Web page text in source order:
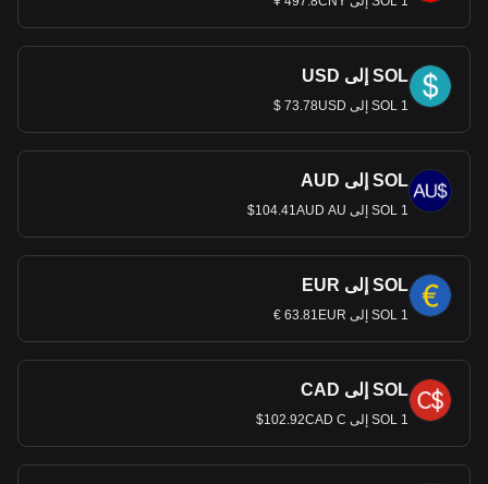
SOL إلى USD
1 SOL إلى 73.78USD $
SOL إلى AUD
1 SOL إلى 104.41AUD AU$
SOL إلى EUR
1 SOL إلى 63.81EUR €
SOL إلى CAD
1 SOL إلى 102.92CAD C$